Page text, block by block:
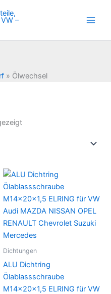
Ölwechsel
Nach
Dichtungen
ALU Dichtring
Ölablassschraube
M14x20x1,5 ELRING für VW